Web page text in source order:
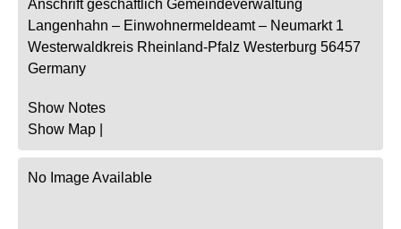
Anschrift geschäftlich Gemeindeverwaltung
Langenhahn – Einwohnermeldeamt – Neumarkt 1
Westerwaldkreis Rheinland-Pfalz Westerburg 56457
Germany
Show Notes
Show Map
No Image Available